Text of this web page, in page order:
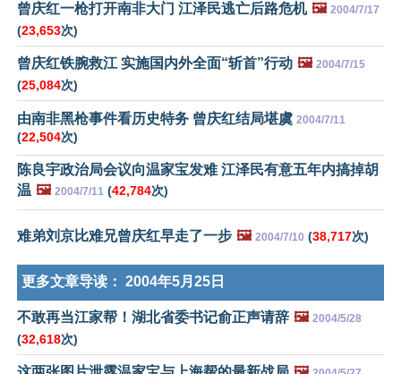
曾庆红一枪打开南非大门 江泽民逃亡后路危机 🖼️ 2004/7/17
(23,653次)
曾庆红铁腕救江 实施国内外全面“斩首”行动 🖼️ 2004/7/15
(25,084次)
由南非黑枪事件看历史特务 曾庆红结局堪虞 2004/7/11
(22,504次)
陈良宇政治局会议向温家宝发难 江泽民有意五年内搞掉胡
温 🖼️ 2004/7/11 (42,784次)
难弟刘京比难兄曾庆红早走了一步 🖼️ 2004/7/10 (38,717次)
更多文章导读： 2004年5月25日
不敢再当江家帮！湖北省委书记俞正声请辞 🖼️ 2004/5/28
(32,618次)